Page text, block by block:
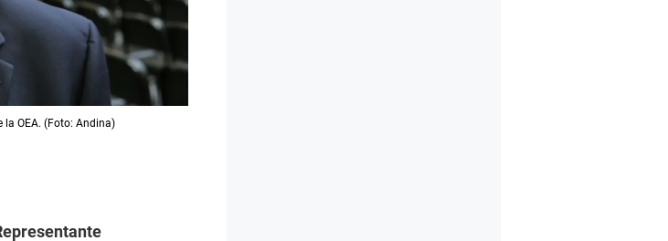
la OEA. (Foto: Andina)